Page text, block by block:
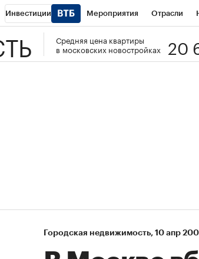
Инвестиции Мероприятия Отрасли
Школа управления РБК РБК Образование
Средняя цена квартиры
в московских новостройках
20
Городская недвижимость⁠, 10 апр